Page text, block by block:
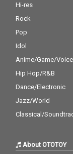
Hi-res
Rock
Pop
Idol
Anime/Game/
Hip Hop/R&B
Dance/Electronic
Jazz/World
Classical/
About OTOTOY